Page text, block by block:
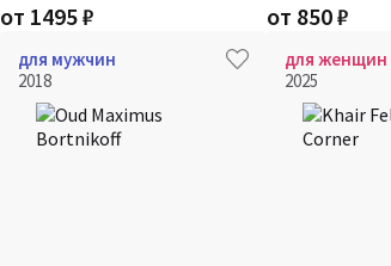
от 1495₽ от 850₽
для мужчин
2018
для женщин
2025